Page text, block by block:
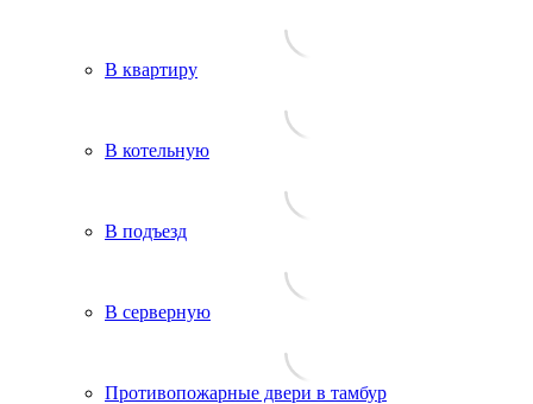
В квартиру
В котельную
В подъезд
В серверную
Противопожарные двери в тамбур